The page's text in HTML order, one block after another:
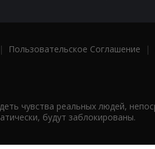
| Пользовательское Соглашение |
чувства реальных людей,
будут заблокированы.